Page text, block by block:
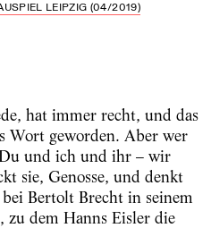
LEIPZIG (04/2019)
hat immer recht, und das
Wort geworden. Aber wer
und ich und ihr – wir
sie, Genosse, und denkt
Bertolt Brecht in seinem
, zu dem Hanns Eisler die